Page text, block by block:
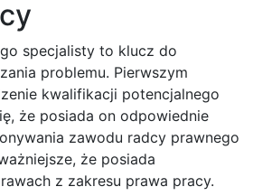
specjalisty to klucz do
problemu. Pierwszym
kwalifikacji potencjalnego
że posiada on odpowiednie
zawodu radcy prawnego
że posiada
z zakresu prawa pracy.